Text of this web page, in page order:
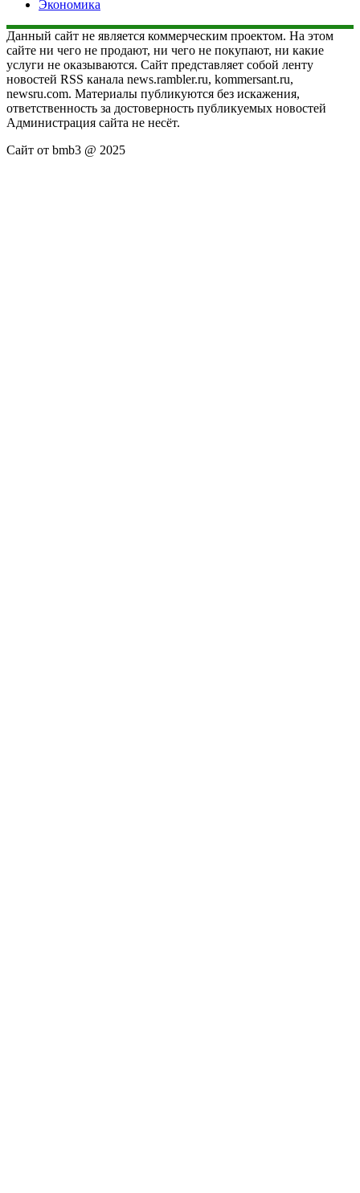
Экономика
Данный сайт не является коммерческим проектом. На этом
сайте ни чего не продают, ни чего не покупают, ни какие
услуги не оказываются. Сайт представляет собой ленту
новостей RSS канала news.rambler.ru, kommersant.ru,
newsru.com. Материалы публикуются без искажения,
ответственность за достоверность публикуемых новостей
Администрация сайта не несёт.
Сайт от bmb3 @ 2025